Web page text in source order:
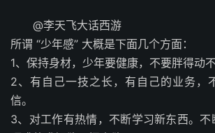
@李天飞大话西游
所谓 “少年感” 大概是下面几个方面：
1、保持身材，少年要健康，不要胖得动不
2、有自己一技之长，有自己的业务，
信。
3、对工作有热情，不断学习新东西。